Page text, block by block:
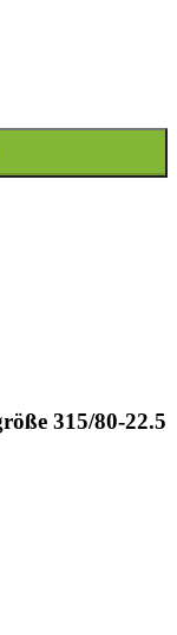
7mm B5 Menge
315/80-22.5